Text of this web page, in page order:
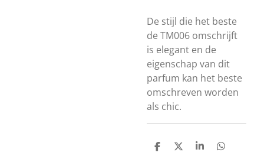
De stijl die het beste
de TM006 omschrijft
is elegant en de
eigenschap van dit
parfum kan het beste
omschreven worden
als chic.
D
D
S
D